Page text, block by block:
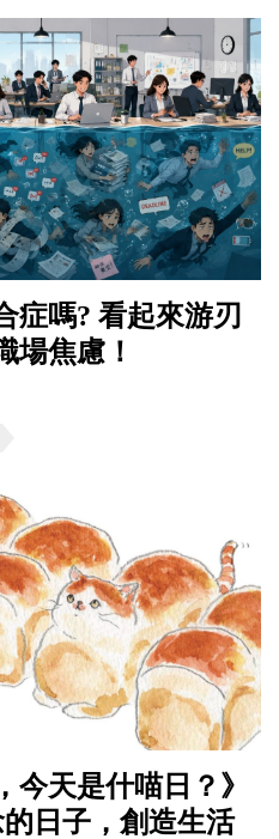
症嗎? 看起來游刃
場焦慮！
今天是什喵日？》
日子，創造生活